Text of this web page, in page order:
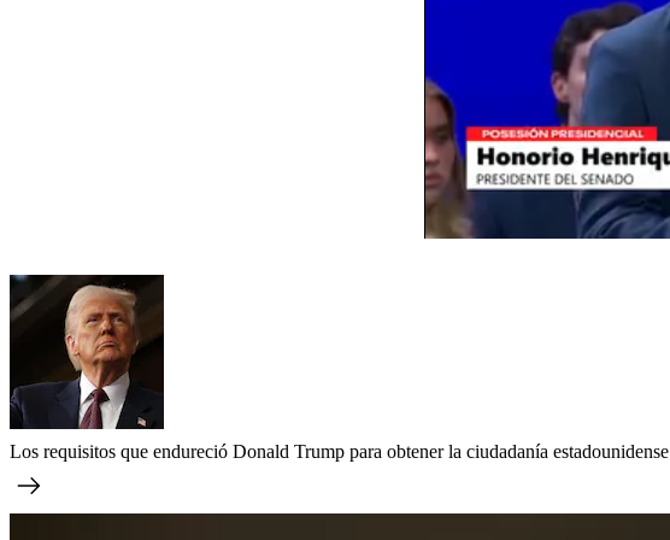
Los requisitos que endureció Donald Trump para obtener la ciudadanía estadounidense